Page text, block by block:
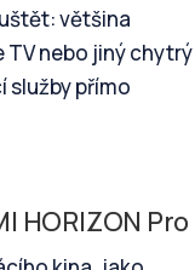
většina
nebo jiný chytrý
služby přímo
HORIZON Pro